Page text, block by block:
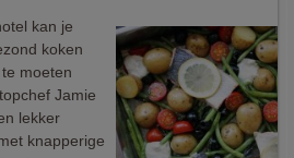
kan je
koken
moeten
Jamie
lekker
knapperige